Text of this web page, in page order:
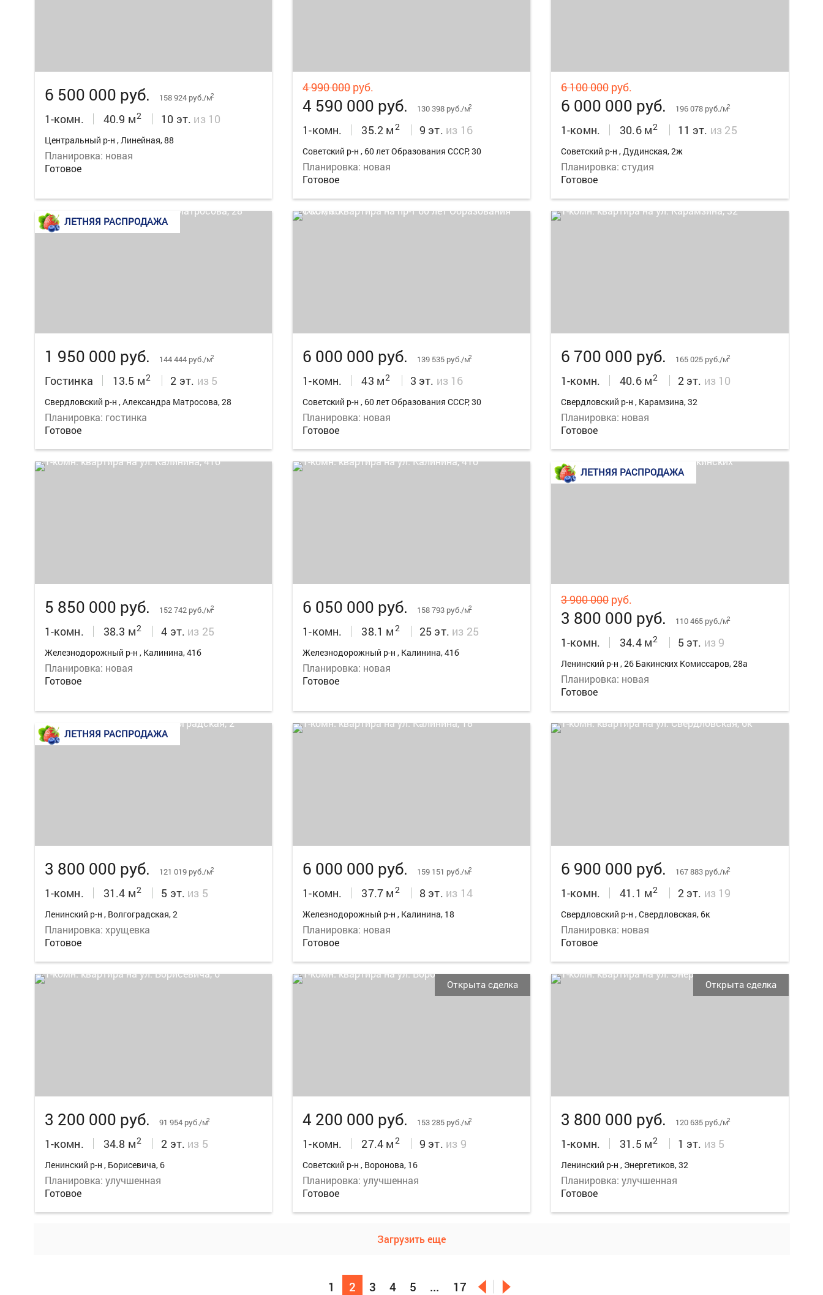
6 500 000 руб. 158 924 руб./м2
1-комн. 40.9 м2 10 эт. из 10
Центральный р-н , Линейная, 88
Планировка: новая
Готовое
4 990 000руб.
4 590 000 руб. 130 398 руб./м2
1-комн. 35.2 м2 9 эт. из 16
Советский р-н , 60 лет Образования СССР, 30
Планировка: новая
Готовое
6 100 000руб.
6 000 000 руб. 196 078 руб./м2
1-комн. 30.6 м2 11 эт. из 25
Советский р-н , Дудинская, 2ж
Планировка: студия
Готовое
ЛЕТНЯЯ РАСПРОДАЖА
1 950 000 руб. 144 444 руб./м2
Гостинка 13.5 м2 2 эт. из 5
Свердловский р-н , Александра Матросова, 28
Планировка: гостинка
Готовое
6 000 000 руб. 139 535 руб./м2
1-комн. 43 м2 3 эт. из 16
Советский р-н , 60 лет Образования СССР, 30
Планировка: новая
Готовое
6 700 000 руб. 165 025 руб./м2
1-комн. 40.6 м2 2 эт. из 10
Свердловский р-н , Карамзина, 32
Планировка: новая
Готовое
5 850 000 руб. 152 742 руб./м2
1-комн. 38.3 м2 4 эт. из 25
Железнодорожный р-н , Калинина, 41б
Планировка: новая
Готовое
6 050 000 руб. 158 793 руб./м2
1-комн. 38.1 м2 25 эт. из 25
Железнодорожный р-н , Калинина, 41б
Планировка: новая
Готовое
ЛЕТНЯЯ РАСПРОДАЖА
3 900 000руб.
3 800 000 руб. 110 465 руб./м2
1-комн. 34.4 м2 5 эт. из 9
Ленинский р-н , 26 Бакинских Комиссаров, 28а
Планировка: новая
Готовое
ЛЕТНЯЯ РАСПРОДАЖА
3 800 000 руб. 121 019 руб./м2
1-комн. 31.4 м2 5 эт. из 5
Ленинский р-н , Волгоградская, 2
Планировка: хрущевка
Готовое
6 000 000 руб. 159 151 руб./м2
1-комн. 37.7 м2 8 эт. из 14
Железнодорожный р-н , Калинина, 18
Планировка: новая
Готовое
6 900 000 руб. 167 883 руб./м2
1-комн. 41.1 м2 2 эт. из 19
Свердловский р-н , Свердловская, 6к
Планировка: новая
Готовое
3 200 000 руб. 91 954 руб./м2
1-комн. 34.8 м2 2 эт. из 5
Ленинский р-н , Борисевича, 6
Планировка: улучшенная
Готовое
Открыта сделка
4 200 000 руб. 153 285 руб./м2
1-комн. 27.4 м2 9 эт. из 9
Советский р-н , Воронова, 16
Планировка: улучшенная
Готовое
Открыта сделка
3 800 000 руб. 120 635 руб./м2
1-комн. 31.5 м2 1 эт. из 5
Ленинский р-н , Энергетиков, 32
Планировка: улучшенная
Готовое
Загрузить еще
1 2 3 4 5 ... 17